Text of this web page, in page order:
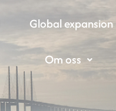
Global expansion
Om oss